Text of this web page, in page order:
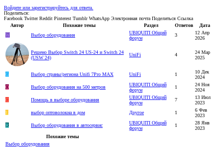
Войдите или зарегистрируйтесь для ответа.
Поделиться:
Facebook Twitter Reddit Pinterest Tumblr WhatsApp Электронная почта Поделиться Ссылка
Автор
Похожие темы Раздел Ответов
Дата
W
Выбор оборудования
UBIQUITI Общий
форум
3
12 Апр
2026
Решено Выбор Switch 24 US-24 и Switch 24
(USW 24)
UniFi 4
24 Мар
2025
G Выбор страны/региона Unifi 7Pro MAX UniFi 1
10 Дек
2024
O
Выбор оборудования на 500 метров
UBIQUITI Общий
форум
1
24 Ноя
2024
С
Помощь в выборе оборудования
UBIQUITI Общий
форум
7
13 Июл
2023
Е
выбор оптоволокна в дом Другое 1
6 Фев
2023
R
Выбор оборудования в автосервис
UBIQUITI Общий
форум
1
28 Янв
2023
Похожие темы
Выбор оборудования